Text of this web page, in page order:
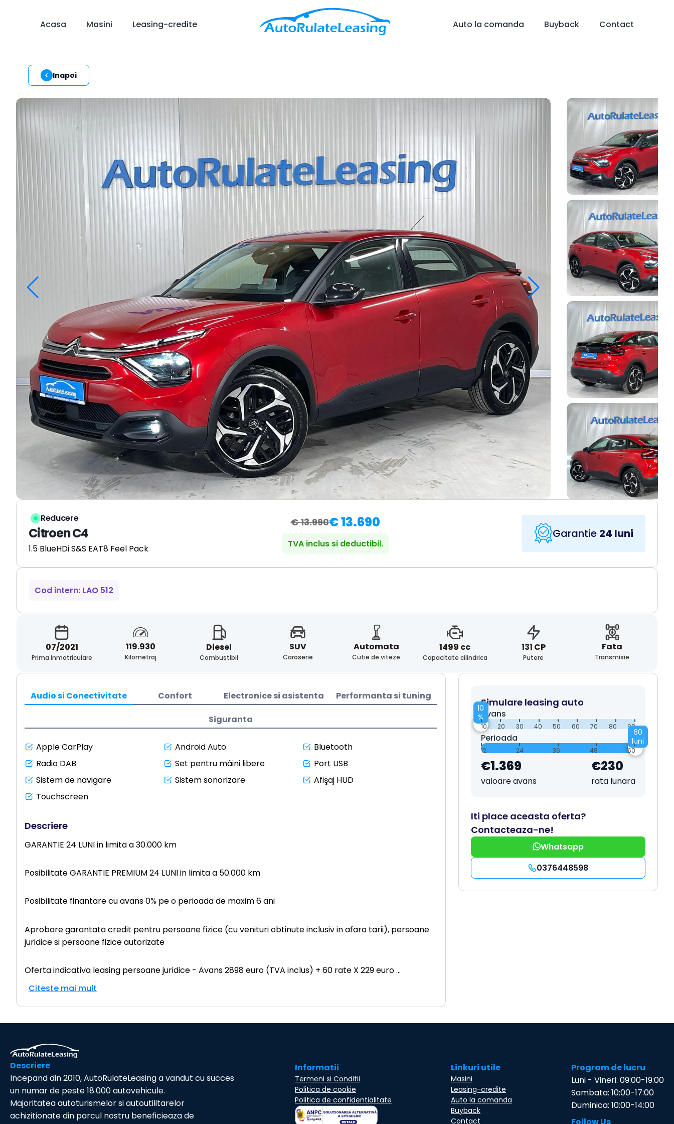
Acasa Masini Leasing-credite Auto la comanda Buyback Contact
Inapoi
Reducere
Citroen C4
1.5 BlueHDi S&S EAT8 Feel Pack
€ 13.990€ 13.690
TVA inclus si deductibil.
Garantie 24 luni
Cod intern: LAO 512
07/2021
Prima inmatriculare
119.930
Kilometraj
Diesel
Combustibil
SUV
Caroserie
Automata
Cutie de viteze
1499 cc
Capacitate cilindrica
131 CP
Putere
Fata
Transmisie
Audio si Conectivitate Confort Electronice si asistenta Performanta si tuning
Siguranta
Apple CarPlay Android Auto
Bluetooth
Radio DAB
Set pentru mâini libere
Port USB
Sistem de navigare
Sistem sonorizare
Afişaj HUD
Touchscreen
Descriere
GARANTIE 24 LUNI in limita a 30.000 km
Posibilitate GARANTIE PREMIUM 24 LUNI in limita a 50.000 km
Posibilitate finantare cu avans 0% pe o perioada de maxim 6 ani
Aprobare garantata credit pentru persoane fizice (cu venituri obtinute inclusiv in afara tarii), persoane
juridice si persoane fizice autorizate
Oferta indicativa leasing persoane juridice - Avans 2898 euro (TVA inclus) + 60 rate X 229 euro...
Citeste mai mult
Simulare leasing auto
Avans
10
%
10 20 30 40 50 60 70 80 90
Perioada
60
luni
12 24 36 48 60
€1.369
valoare avans
€230
rata lunara
Iti place aceasta oferta?
Contacteaza-ne!
Whatsapp
0376448598
Descriere
Incepand din 2010, AutoRulateLeasing a vandut cu succes
un numar de peste 18.000 autovehicule.
Majoritatea autoturismelor si autoutilitarelor
achizitionate din parcul nostru beneficieaza de
Informatii
Termeni si Conditii
Politica de cookie
Politica de confidentialitate
Linkuri utile
Masini
Leasing-credite
Auto la comanda
Buyback
Contact
Program de lucru
Luni - Vineri: 09:00-19:00
Sambata: 10:00-17:00
Duminica: 10:00-14:00